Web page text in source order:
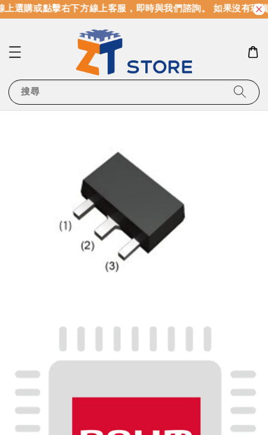
選購或點擊右下方線上客服，即時與我們諮詢。 如果沒有現
搜尋